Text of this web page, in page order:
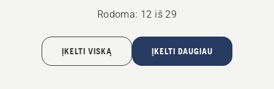
Rodoma: 12 iš 29
ĮKELTI VISKĄ ĮKELTI DAUGIAU